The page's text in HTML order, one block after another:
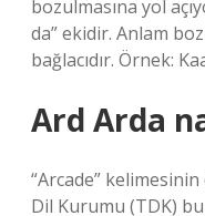
bozulmasına yol
da” ekidir. Anlam
bağlacıdır. Örnek:
Ard Arda
“Arcade” kelimesinin
Dil Kurumu (TDK) bu